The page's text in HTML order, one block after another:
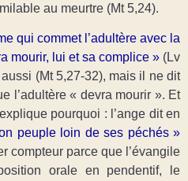
au meurtre (Mt 5,24).
qui commet l’adultère avec la
mourir, lui et sa complice » (Lv
(Mt 5,27-32), mais il ne dit
l’adultère « devra mourir ». Et
pourquoi : l’ange dit en
peuple loin de ses péchés »
compteur parce que l’évangile
orale en pendentif, le